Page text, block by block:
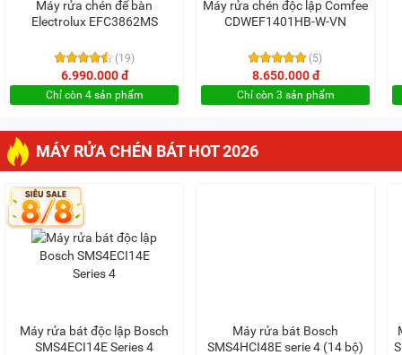
Máy rửa chén để bàn
Electrolux EFC3862MS
(19)
6.990.000 đ
Chỉ còn 4 sản phẩm
Máy rửa chén độc lập Comfee
CDWEF1401HB-W-VN
(5)
8.650.000 đ
Chỉ còn 3 sản phẩm
MÁY RỬA CHÉN BÁT HOT 2026
Máy rửa bát độc lập Bosch
SMS4ECI14E Series 4
Máy rửa bát Bosch
SMS4HCI48E serie 4 (14 bộ)